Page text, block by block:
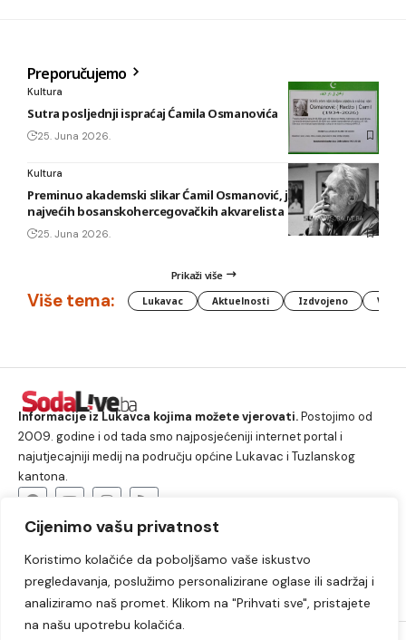
Cijenimo vašu privatnost
Koristimo kolačiće da poboljšamo vaše iskustvo
pregledavanja, poslužimo personalizirane oglase ili sadržaj i
analiziramo naš promet. Klikom na "Prihvati sve", pristajete
na našu upotrebu kolačića.
Preporučujemo
Kultura
Sutra posljednji ispraćaj Ćamila Osmanovića
25. Juna 2026.
Kultura
Preminuo akademski slikar Ćamil Osmanović, jedan od
najvećih bosanskohercegovačkih akvarelista
25. Juna 2026.
Prikaži više
Više tema: Lukavac Aktuelnosti Izdvojeno
Informacije iz Lukavca kojima možete vjerovati.Postojimo od
2009. godine i od tada smo najposjećeniji internet portal i
najutjecajniji medij na području općine Lukavac i Tuzlanskog
kantona.
Lukavac Društvo Crna hronika
Sport
Kultura
Kolumne Slobodno vrijeme